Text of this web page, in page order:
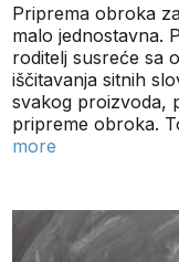
Priprema obroka
malo jednostavna.
roditelj susreće sa
iščitavanja sitnih
svakog proizvoda,
pripreme obroka.
more